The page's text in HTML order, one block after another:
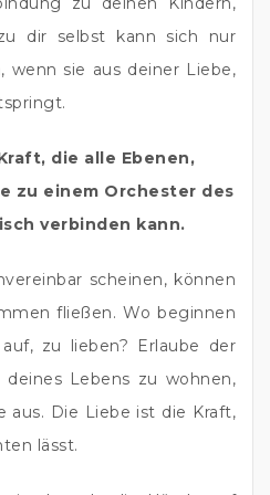
dir selbst kann sich nur
wenn sie aus deiner Liebe,
die alle Ebenen,
zu einem Orchester des
verbinden kann.
scheinen, können
fließen. Wo beginnen
zu lieben? Erlaube der
Lebens zu wohnen,
aus. Die Liebe ist die Kraft,
lässt.